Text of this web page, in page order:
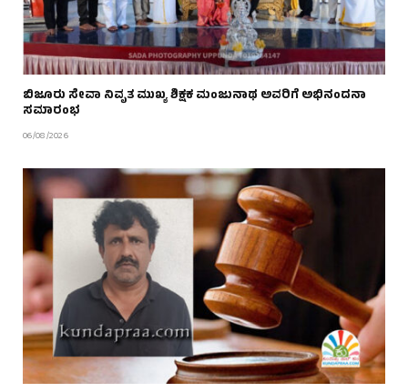
ಬಿಜೂರು ಸೇವಾ ನಿವೃತ ಮುಖ್ಯ ಶಿಕ್ಷಕ ಮಂಜುನಾಥ ಅವರಿಗೆ ಅಭಿನಂದನಾ
ಸಮಾರಂಭ
06/08/2026